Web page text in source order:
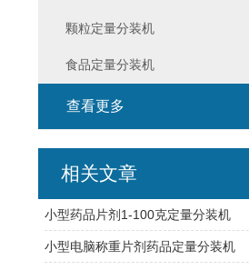
颗粒定量分装机
食品定量分装机
查看更多
相关文章
小型药品片剂1-100克定量分装机
小型电脑称重片剂药品定量分装机